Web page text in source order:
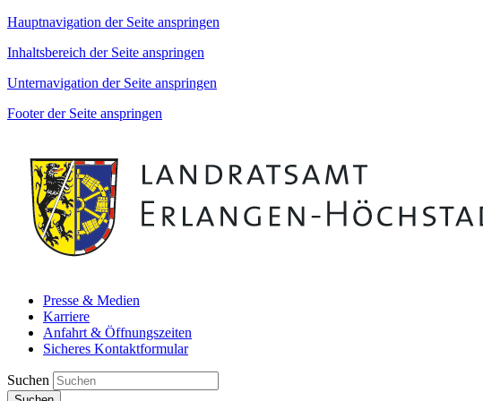
Hauptnavigation der Seite anspringen
Inhaltsbereich der Seite anspringen
Unternavigation der Seite anspringen
Footer der Seite anspringen
Presse & Medien
Karriere
Anfahrt & Öffnungszeiten
Sicheres Kontaktformular
Suchen